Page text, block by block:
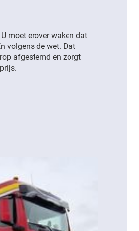
moet erover waken dat
volgens de wet. Dat
afgestemd en zorgt